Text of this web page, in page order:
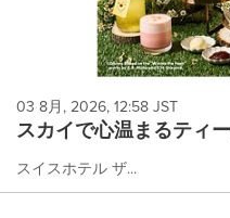
03 8月, 2026, 12:58 JST
スカイで心温まるティ
スイスホテル ザ...